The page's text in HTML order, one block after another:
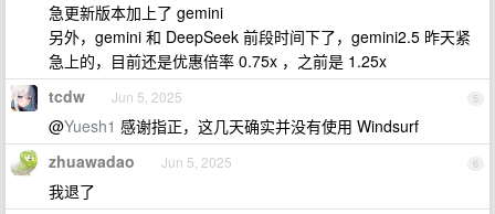
急更新版本加上了 gemini
另外，gemini 和 DeepSeek 前段时间下了，gemini2.5 昨天紧
急上的，目前还是优惠倍率 0.75x ，之前是 1.25x
5
tcdw Jun 5, 2025
@Yuesh1 感谢指正，这几天确实并没有使用 Windsurf
6
zhuawadao Jun 5, 2025
我退了